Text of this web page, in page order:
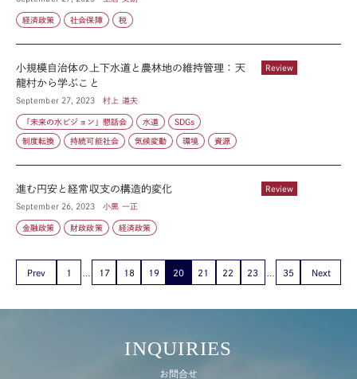
経済政策 社会保障 税
Review
小規模自治体の上下水道と農林地の維持管理：天
龍村から学ぶこと
September 27, 2023 村上 道夫
「未来の水ビジョン」懇話会 水道 SDGs
制度転換 持続可能社会 気候変動 環境 資源
Review
進む円安と経常収支の構造的変化
September 26, 2023 小黒 一正
金融政策 財政政策 経済政策
Prev 1 17 18 19 20 21 22 23 35 Next
INQUIRIES
お問合せ